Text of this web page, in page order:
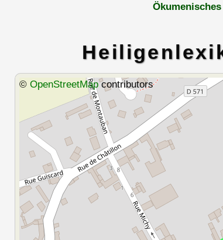
© OpenStreetMapcontributors